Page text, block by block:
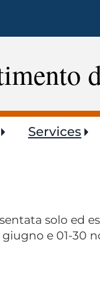
Services
solo ed
giugno e 01-30